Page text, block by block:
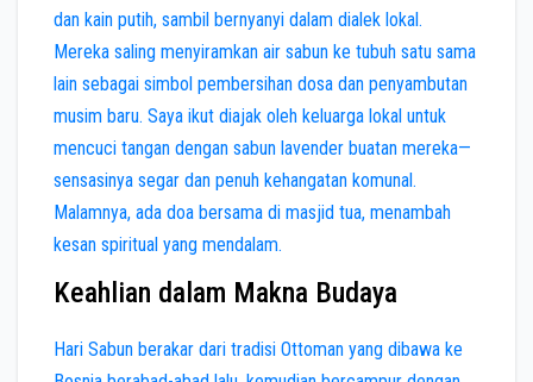
dan kain putih, sambil bernyanyi dalam dialek lokal.
Mereka saling menyiramkan air sabun ke tubuh satu sama
lain sebagai simbol pembersihan dosa dan penyambutan
musim baru. Saya ikut diajak oleh keluarga lokal untuk
mencuci tangan dengan sabun lavender buatan mereka—
sensasinya segar dan penuh kehangatan komunal.
Malamnya, ada doa bersama di masjid tua, menambah
kesan spiritual yang mendalam.
Keahlian dalam Makna Budaya
Hari Sabun berakar dari tradisi Ottoman yang dibawa ke